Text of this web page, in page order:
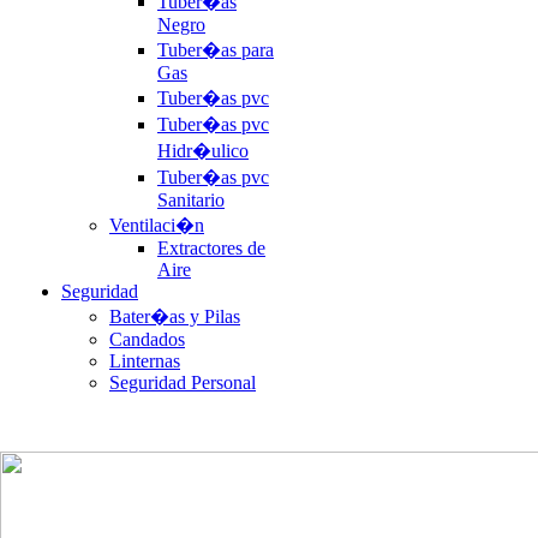
Negro
Tuber�as para
Gas
Tuber�as pvc
Tuber�as pvc
Hidr�ulico
Tuber�as pvc
Sanitario
Ventilaci�n
Extractores de
Aire
Seguridad
Bater�as y Pilas
Candados
Linternas
Seguridad Personal